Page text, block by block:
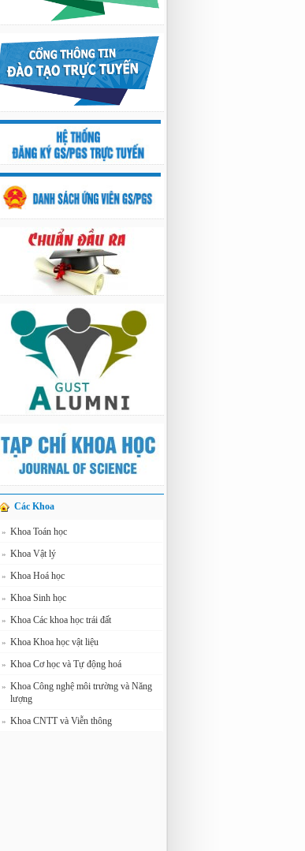
02:22 23/07/2026
Nghiên cứu chế tạo hệ thống xác định
hướng vật thể độ chính xác cao dựa trên
từ kế và vật liệu biến hóa
9:33 sáng thứ hai, 03/08/2026
Các Khoa
» Khoa Toán học
» Khoa Vật lý
» Khoa Hoá học
» Khoa Sinh học
» Khoa Các khoa học trái đất
» Khoa Khoa học vật liệu
» Khoa Cơ học và Tự động hoá
» Khoa Công nghệ môi trường và Năng
lượng
» Khoa CNTT và Viễn thông